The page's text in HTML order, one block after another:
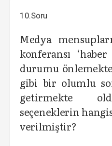
10.Soru
Medya
konferansı
durumu
gibi bir olumlu
getirmekte
seçeneklerin
verilmiştir?